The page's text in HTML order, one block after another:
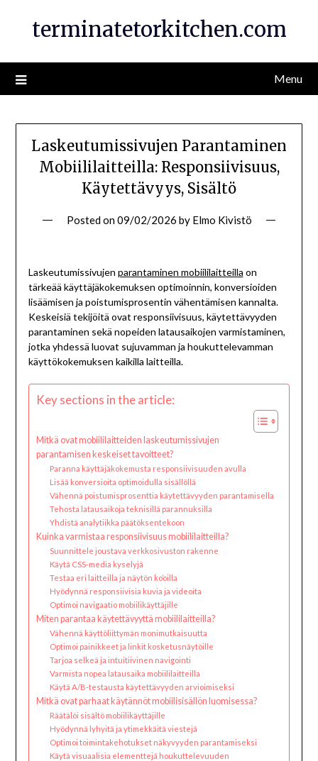
terminatetorkitchen.com
Menu
Laskeutumissivujen Parantaminen
Mobiililaitteilla: Responsiivisuus,
Käytettävyys, Sisältö
Posted on09/02/2026 by Elmo Kivistö
Laskeutumissivujen parantaminen mobiililaitteilla on
tärkeää käyttäjäkokemuksen optimoinnin, konversioiden
lisäämisen ja poistumisprosentin vähentämisen kannalta.
Keskeisiä tekijöitä ovat responsiivisuus, käytettävyyden
parantaminen sekä nopeiden latausaikojen varmistaminen,
jotka yhdessä luovat sujuvamman ja houkuttelevamman
käyttökokemuksen kaikilla laitteilla.
Key sections in the article:
Mitkä ovat mobiililaitteiden laskeutumissivujen
parantamisen keskeiset tavoitteet?
Paranna käyttäjäkokemusta responsiivisuuden avulla
Lisää konversioita optimoidulla sisällöllä
Vähennä poistumisprosenttia käytettävyyden parantamisella
Tehosta latausaikoja teknisillä parannuksilla
Yhdistä analytiikka päätöksentekoon
Kuinka varmistaa responsiivisuus mobiililaitteilla?
Suunnittele joustava verkkosivuston rakenne
Käytä CSS-media kyselyjä
Testaa eri laitteilla ja näytön ko’oilla
Hyödynnä responsiivisia kuvia ja videoita
Optimoi navigaatio mobiilikäyttäjille
Miten parantaa käytettävyyttä mobiililaitteilla?
Vähennä käyttöliittymän monimutkaisuutta
Optimoi painikkeet ja linkit kosketusnäytöille
Tarjoa selkeä ja intuitiivinen navigointi
Varmista nopea latausaika mobiililaitteilla
Käytä A/B-testausta käytettävyyden arvioimiseksi
Mitkä ovat parhaat käytännöt mobiilisisällön luomisessa?
Räätälöi sisältö mobiilikäyttäjille
Hyödynnä lyhyitä ja ytimekkäitä viestejä
Optimoi toimintakehotukset näkyvyyden parantamiseksi
Käytä visuaalisia elementtejä houkuttelevuuden